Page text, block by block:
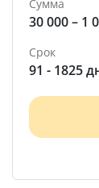
Сумма
30 000 – 1
Срок
91 - 1825